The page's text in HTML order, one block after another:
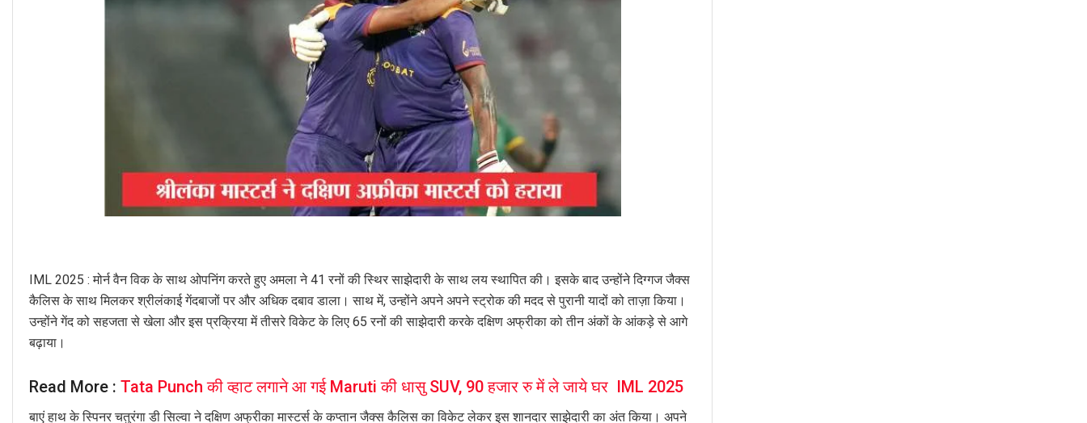
IML 2025 : मोर्न वैन विक के साथ ओपनिंग करते हुए अमला ने 41 रनों की स्थिर साझेदारी के साथ लय स्थापित की। इसके बाद उन्होंने दिग्गज जैक्स
कैलिस के साथ मिलकर श्रीलंकाई गेंदबाजों पर और अधिक दबाव डाला। साथ में, उन्होंने अपने अपने स्ट्रोक की मदद से पुरानी यादों को ताज़ा किया।
उन्होंने गेंद को सहजता से खेला और इस प्रक्रिया में तीसरे विकेट के लिए 65 रनों की साझेदारी करके दक्षिण अफ्रीका को तीन अंकों के आंकड़े से आगे
बढ़ाया।
Read More : Tata Punch की व्हाट लगाने आ गई Maruti की धासु SUV, 90 हजार रु में ले जाये घर IML 2025
बाएं हाथ के स्पिनर चतुरंगा डी सिल्वा ने दक्षिण अफ्रीका मास्टर्स के कप्तान जैक्स कैलिस का विकेट लेकर इस शानदार साझेदारी का अंत किया। अपने